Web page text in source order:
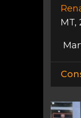
MT,